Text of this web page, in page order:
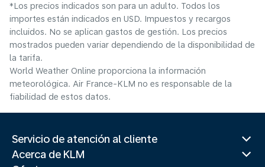
*Los precios indicados son para un adulto. Todos los
importes están indicados en USD. Impuestos y recargos
incluidos. No se aplican gastos de gestión. Los precios
mostrados pueden variar dependiendo de la disponibilidad de
la tarifa.
World Weather Online proporciona la información
meteorológica. Air France-KLM no es responsable de la
fiabilidad de estos datos.
Servicio de atención al cliente
Acerca de KLM